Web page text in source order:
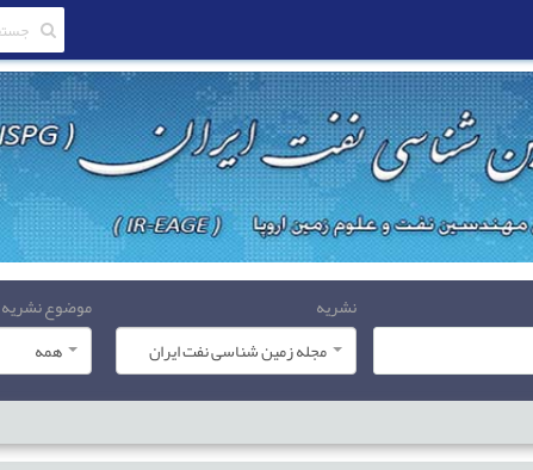
نشریه
مجله زمین شناسی نفت ایران
موضوع نشریه
همه